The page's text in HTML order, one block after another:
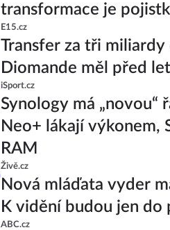
transformace je
E15.cz
Transfer za tři miliardy
Diomande měl před
iSport.cz
Synology má „novou“
Neo+ lákají výkonem,
RAM
Živě.cz
Nová mláďata vyder
K vidění budou jen do
ABC.cz